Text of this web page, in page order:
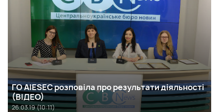
ГО AIESEC розповіла про результати діяльності
(ВІДЕО)
26.03.19 (10:11)